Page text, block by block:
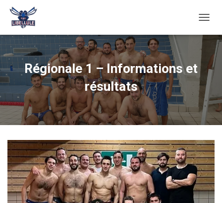
U
F
E
L
A
N
A
V
I
Régionale 1 – Informations et
résultats